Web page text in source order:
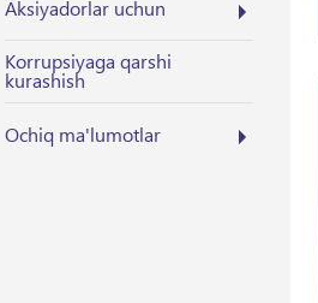
Aksiyadorlar uchun
Korrupsiyaga qarshi
kurashish
Ochiq ma'lumotlar